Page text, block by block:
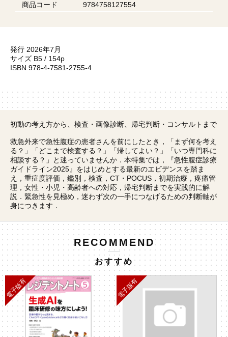
商品コード
9784758127554
発行 2026年7月
サイズ B5 / 154p
ISBN 978-4-7581-2755-4
初動の考え方から、検査・画像診断、帰宅判断・コンサルトまで
救急外来で急性腹症の患者さんを前にしたとき，「まず何を考え
る？」「どこまで検査する？」「帰してよい？」「いつ専門科に
相談する？」と迷っていませんか．本特集では，『急性腹症診療
ガイドライン2025』をはじめとする最新のエビデンスを踏ま
え，重症度評価，鑑別，検査，CT・POCUS，初期治療，疼痛管
理，女性・小児・高齢者への対応，帰宅判断までを実践的に解
説．緊急性を見極め，迷わず次の一手につなげるための判断軸が
身につきます．
RECOMMEND
おすすめ